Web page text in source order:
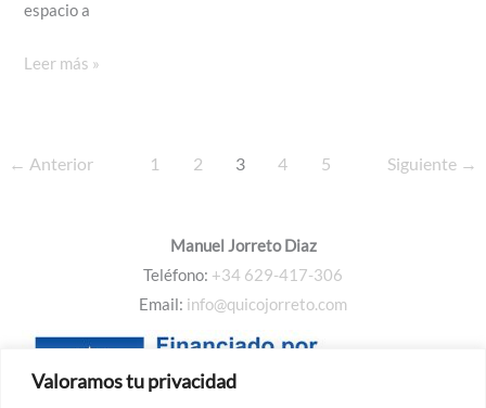
Valoramos tu privacidad
espacio a
REHABILITACIÓN
Leer más »
← Anterior 1 2 3 4 5 Siguiente →
Manuel Jorreto Diaz
Teléfono: +34 629-417-306
Email: info@quicojorreto.com